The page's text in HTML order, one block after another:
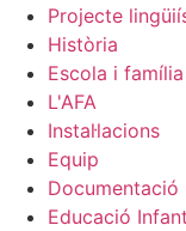
Projecte
Història
Escola i família
L'AFA
Instal·lacions
Equip
Documentació
Educació